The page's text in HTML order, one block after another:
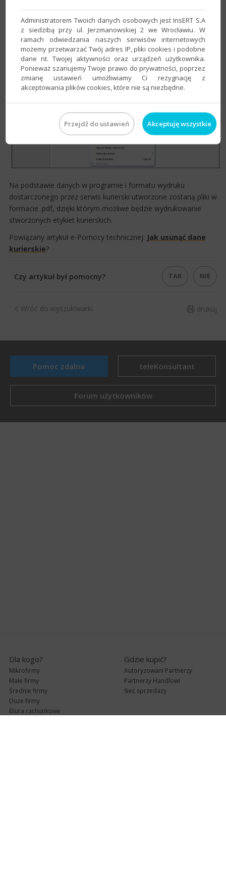
menuOperacje–Stwórz przesyłkę/drukuj etykietę​, co
umożliwia przeprowadzenie operacji zbiorczo.
Na podstawie danych w programie i formatu wydruku
dostarczonego przez serwis kurierski utworzone zostaną pliki w
formacie .pdf, dzięki którym możliwe będzie wydrukowanie
stworzonych etykiet kurierskich.
Powiązany artykuł e-Pomocy technicznej: Jak usunąć dane
kurierskie​?​
Czy artykuł był pomocny? TAK NIE
drukuj
Wróć do wyszukiwarki
Pomoc zdalna teleKonsultant
Forum użytkowników
Dla kogo?
Mikrofirmy
Małe firmy
Średnie firmy
Duże firmy
Biura rachunkowe
Gdzie kupić?
Autoryzowani Partnerzy
Partnerzy Handlowi
Sieć sprzedaży
Administratorem Twoich danych osobowych jest InsERT S.A
z siedzibą przy ul. Jerzmanowskiej 2 we Wrocławiu. W
ramach odwiedzania naszych serwisów internetowych
możemy przetwarzać Twój adres IP, pliki cookies i podobne
dane nt. Twojej aktywności oraz urządzeń użytkownika.
Ponieważ szanujemy Twoje prawo do prywatności, poprzez
zmianę ustawień umożliwiamy Ci rezygnację z
akceptowania plików cookies, które nie są niezbędne.
Przejdź do ustawień Akceptuję wszystkie